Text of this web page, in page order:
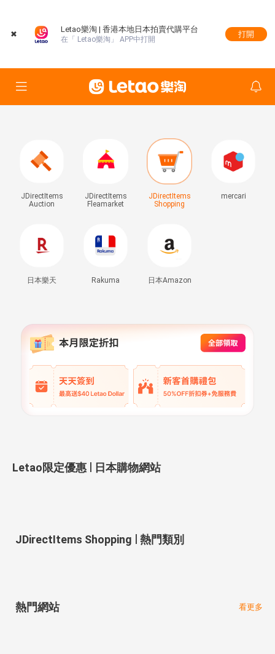
✖
Letao樂淘 | 香港本地日本拍賣代購平台
在「 Letao樂淘」 APP中打開
打開
JDirectItems
Auction
JDirectItems
Fleamarket
JDirectItems
Shopping
mercari
日本樂天 Rakuma 日本Amazon
Letao限定優惠 | 日本購物網站
JDirectItems Shopping | 熱門類別
熱門網站 看更多